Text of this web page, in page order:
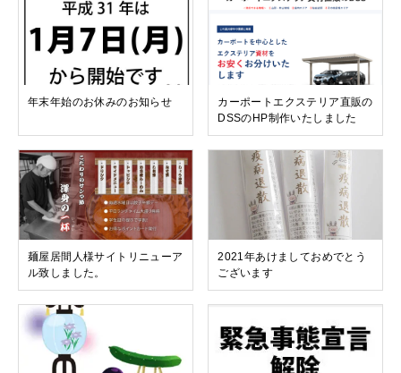
年末年始のお休みのお知らせ
カーポートエクステリア直販の
DSSのHP制作いたしました
麺屋居間人様サイトリニューア
ル致しました。
2021年あけましておめでとう
ございます